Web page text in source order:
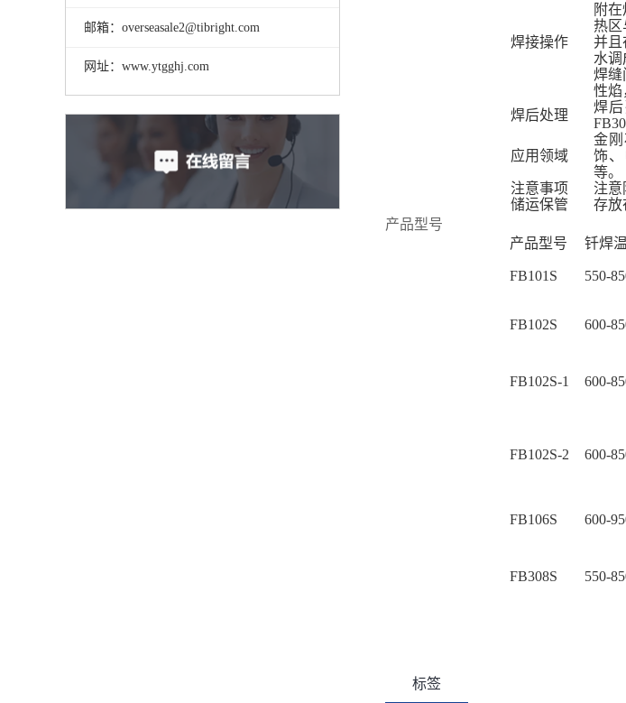
邮箱：overseasale2@tibright.com
网址：www.ytgghj.com
焊接操作
附
热区
并且
水调
焊缝
性焰
焊后处理
焊
应用领域
金
饰
等。
注意事项
注意
储运保管
存放
产品型号
产品型号
钎焊
FB101S 550-
FB102S 600-
FB102S-1 600-
FB102S-2 600-
FB106S 600-
FB308S 550-
标签